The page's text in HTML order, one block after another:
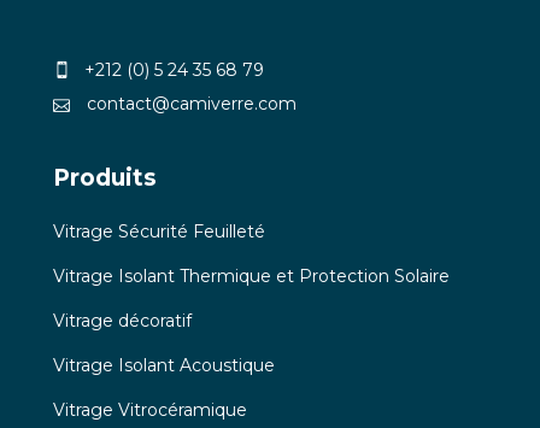
+212 (0) 5 24 35 68 79
contact@camiverre.com
Produits
Vitrage Sécurité Feuilleté
Vitrage Isolant Thermique et Protection Solaire
Vitrage décoratif
Vitrage Isolant Acoustique
Vitrage Vitrocéramique